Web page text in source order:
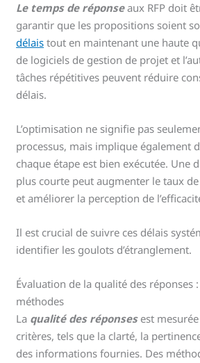
Le temps de réponseaux RFP doit
garantir que les propositions soient
délais tout en maintenant une haute
de logiciels de gestion de projet et
tâches répétitives peuvent réduire
délais.
L’optimisation ne signifie pas
processus, mais implique également
chaque étape est bien exécutée. Une
plus courte peut augmenter le taux
et améliorer la perception de
Il est crucial de suivre ces délais
identifier les goulots d’étranglement.
Évaluation de la qualité des réponses
méthodes
La qualité des réponsesest
critères, tels que la clarté, la
des informations fournies. Des